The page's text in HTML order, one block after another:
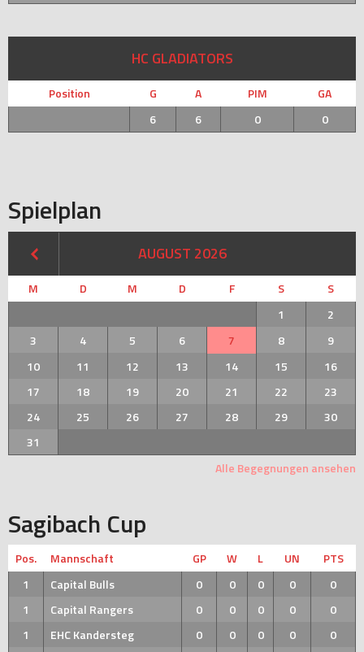
HC GLADIATORS
Position G A PIM
GA
6
6 0 0
Spielplan
AUGUST 2026
M D M D F S
S
1
2
3
4 5 6 7 8
9
10
11 12 13 14 15
16
17
18 19 20 21 22
23
24
25 26 27 28 29
30
31
Alle Begegnungen ansehen
Sagibach Cup
Pos. Mannschaft GP W L UN
PTS
1
Capital Bulls 0 0 0 0
0
1
Capital Rangers 0 0 0 0
0
1
EHC Kandersteg 0 0 0 0
0